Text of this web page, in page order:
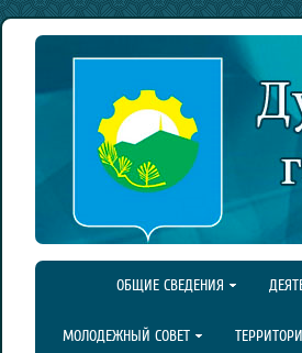
ОБЩИЕ СВЕДЕНИЯ
МОЛОДЕЖНЫЙ СОВЕТ